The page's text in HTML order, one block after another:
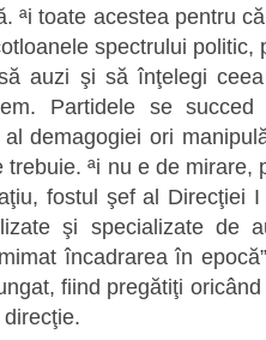
ªi toate acestea pentru
spectrului politic,
auzi şi să înţelegi
Partidele se
demagogiei ori
ªi nu e de mirare,
fostul şef al Direcţiei
şi specializate de
încadrarea în
fiind pregătiţi